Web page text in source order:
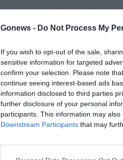
Gonews - Do Not Process My
If you wish to opt-out of the sale,
sensitive information for targeted
confirm your selection. Please note
continue seeing interest-based ads
information disclosed to third parties
further disclosure of your personal
participants. This information may
Downstream Participants that may